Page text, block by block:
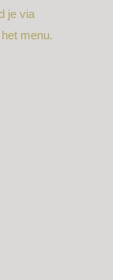
je via
menu.